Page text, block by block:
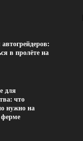
в пролёте на
для
что
нужно на
ферме